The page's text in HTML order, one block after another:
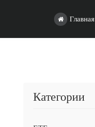
Главная
Категории